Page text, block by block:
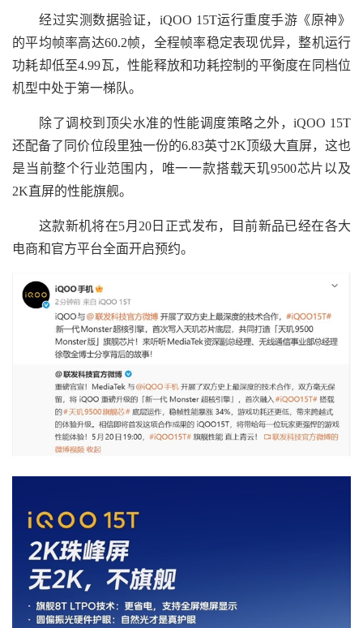
经过实测数据验证，iQOO 15T运行重度手游《原神》
的平均帧率高达60.2帧，全程帧率稳定表现优异，整机运行
功耗却低至4.99瓦，性能释放和功耗控制的平衡度在同档位
机型中处于第一梯队。
除了调校到顶尖水准的性能调度策略之外，iQOO 15T
还配备了同价位段里独一份的6.83英寸2K顶级大直屏，这也
是当前整个行业范围内，唯一一款搭载天玑9500芯片以及
2K直屏的性能旗舰。
这款新机将在5月20日正式发布，目前新品已经在各大
电商和官方平台全面开启预约。